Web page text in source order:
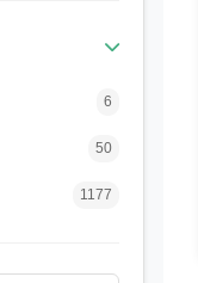
428
6
50
1177